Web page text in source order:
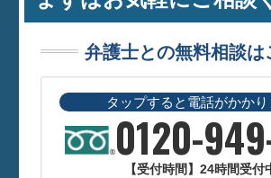
弁護士との無料相談は
タップすると電話がかかり
0120-
【受付時間】24時間受付